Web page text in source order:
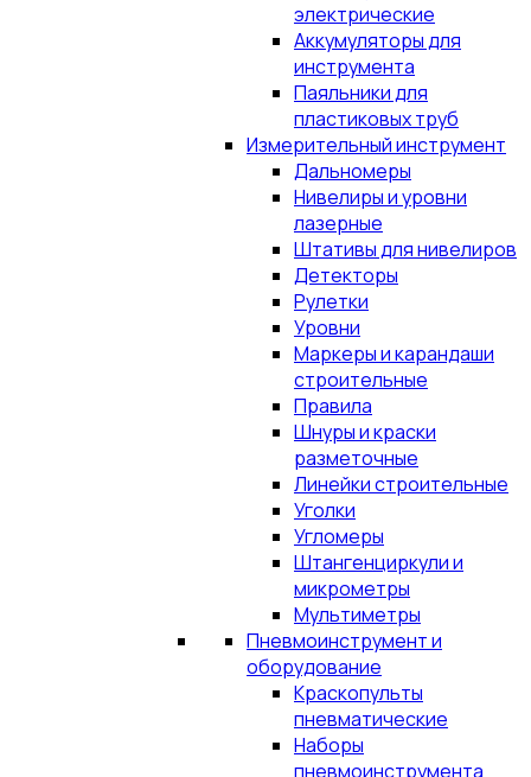
электрические
Аккумуляторы для
инструмента
Паяльники для
пластиковых труб
Измерительный инструмент
Дальномеры
Нивелиры и уровни
лазерные
Штативы для нивелиров
Детекторы
Рулетки
Уровни
Маркеры и карандаши
строительные
Правила
Шнуры и краски
разметочные
Линейки строительные
Уголки
Угломеры
Штангенциркули и
микрометры
Мультиметры
Пневмоинструмент и
оборудование
Краскопульты
пневматические
Наборы
пневмоинструмента